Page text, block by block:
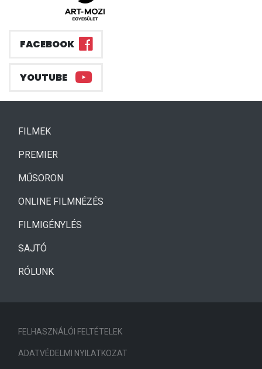
FACEBOOK
YOUTUBE
FILMEK(CURRENT)
PREMIER
MŰSORON
ONLINE FILMNÉZÉS
FILMIGÉNYLÉS
SAJTÓ
RÓLUNK
FELHASZNÁLÓI FELTÉTELEK
ADATVÉDELMI NYILATKOZAT